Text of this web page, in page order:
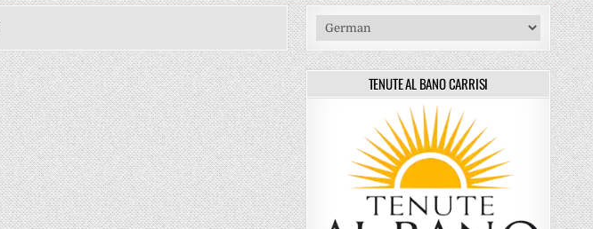
TENUTE AL BANO CARRISI